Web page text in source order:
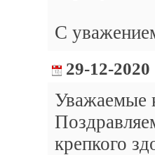
С
29-12-2020
Уважаемые
крепкого